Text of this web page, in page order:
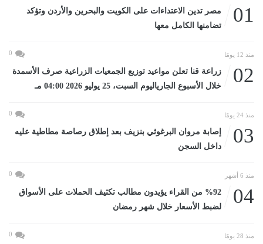
01
مصر تدين الاعتداءات على الكويت والبحرين والأردن وتؤكد
تضامنها الكامل معها
منذ 12 يومًا 0
02
زراعة قنا تعلن مواعيد توزيع الجمعيات الزراعية صرف الأسمدة
خلال الأسبوع الجارياليوم السبت، 25 يوليو 2026 04:00 مـ
منذ 24 يومًا 0
03
إصابة مروان البرغوثي بنزيف بعد إطلاق رصاصة مطاطية عليه
داخل السجن
منذ 6 أشهر 0
04
%92 من القراء يؤيدون مطالب تكثيف الحملات على الأسواق
لضبط الأسعار خلال شهر رمضان
منذ 28 يومًا 0